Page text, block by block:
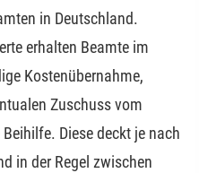
in Deutschland.
erhalten Beamte im
Kostenübernahme,
Zuschuss vom
Diese deckt je nach
in der Regel zwischen